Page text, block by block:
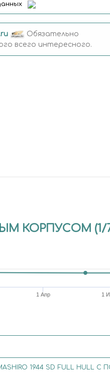
Обязательно
всего интересного.
КОРПУСОМ (1/
1 Апр 1
1944 SD FULL HULL С